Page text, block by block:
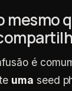
mesmo
é
uma seed